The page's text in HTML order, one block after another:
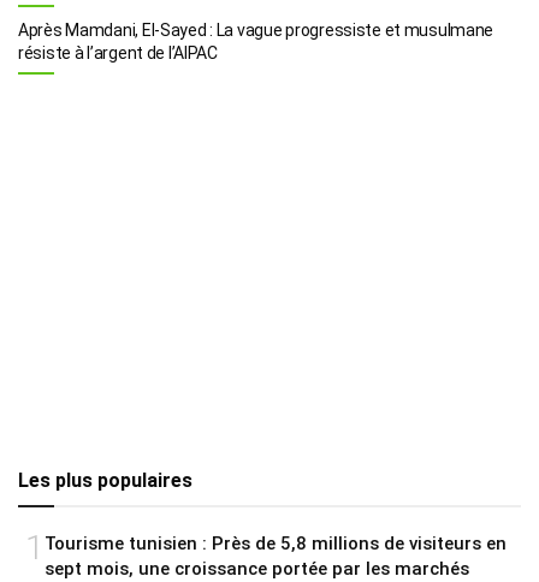
Après Mamdani, El-Sayed : La vague progressiste et musulmane
résiste à l’argent de l’AIPAC
Les plus populaires
1 Tourisme tunisien : Près de 5,8 millions de visiteurs en
sept mois, une croissance portée par les marchés